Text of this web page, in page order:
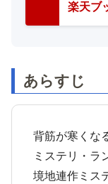
楽天ブ
あらすじ
背筋が寒くな
ミステリ・ラ
境地連作ミス